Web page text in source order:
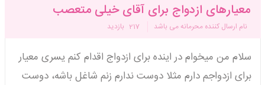
معیارهای ازدواج برای آقای خیلی متعصب
نام ارسال کننده محرمانه می باشد 217 بازدید
سلام من میخوام در اینده برای ازدواج اقدام کنم یسری معیار
برای ازدواجم دارم مثلا دوست ندارم زنم شاغل باشه، دوست